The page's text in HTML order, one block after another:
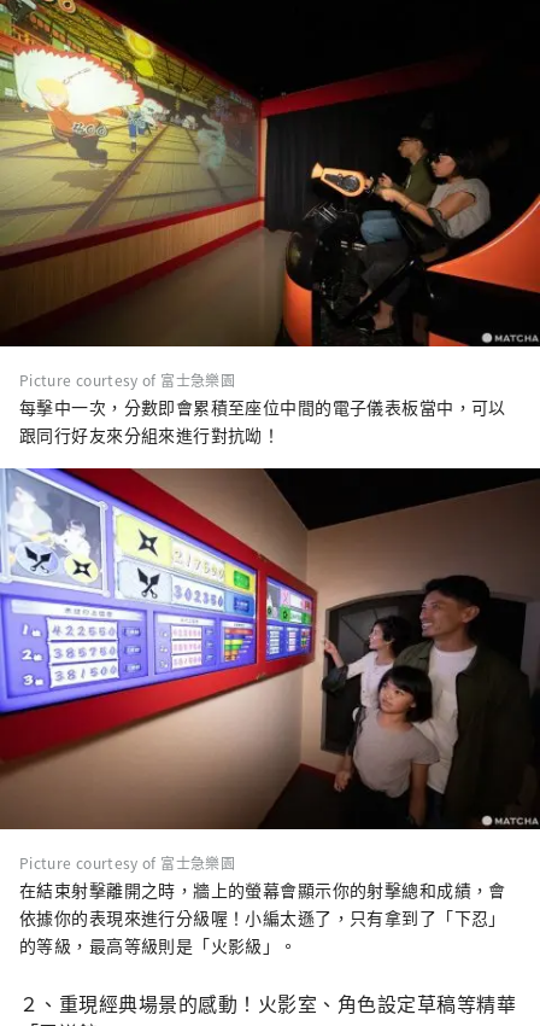
Picture courtesy of 富士急樂園
每擊中一次，分數即會累積至座位中間的電子儀表板當中，可以
跟同行好友來分組來進行對抗呦！
Picture courtesy of 富士急樂園
在結束射擊離開之時，牆上的螢幕會顯示你的射擊總和成績，會
依據你的表現來進行分級喔！小編太遜了，只有拿到了「下忍」
的等級，最高等級則是「火影級」。
２、重現經典場景的感動！火影室、角色設定草稿等精華